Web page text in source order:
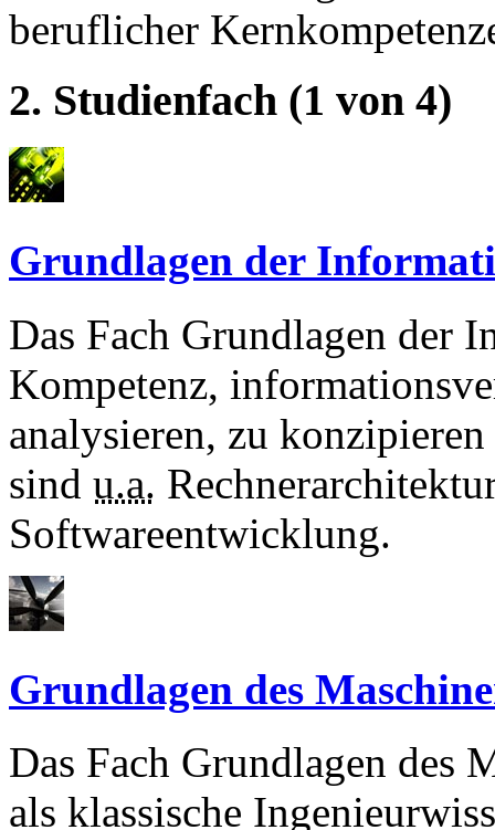
beruflicher
2. Studienfach (1 von 4)
Grundlagen der
Das Fach Grundlagen der
Kompetenz,
analysieren, zu
sind u.a.
Softwareentwicklung.
Grundlagen des
Das Fach Grundlagen des
als klassische